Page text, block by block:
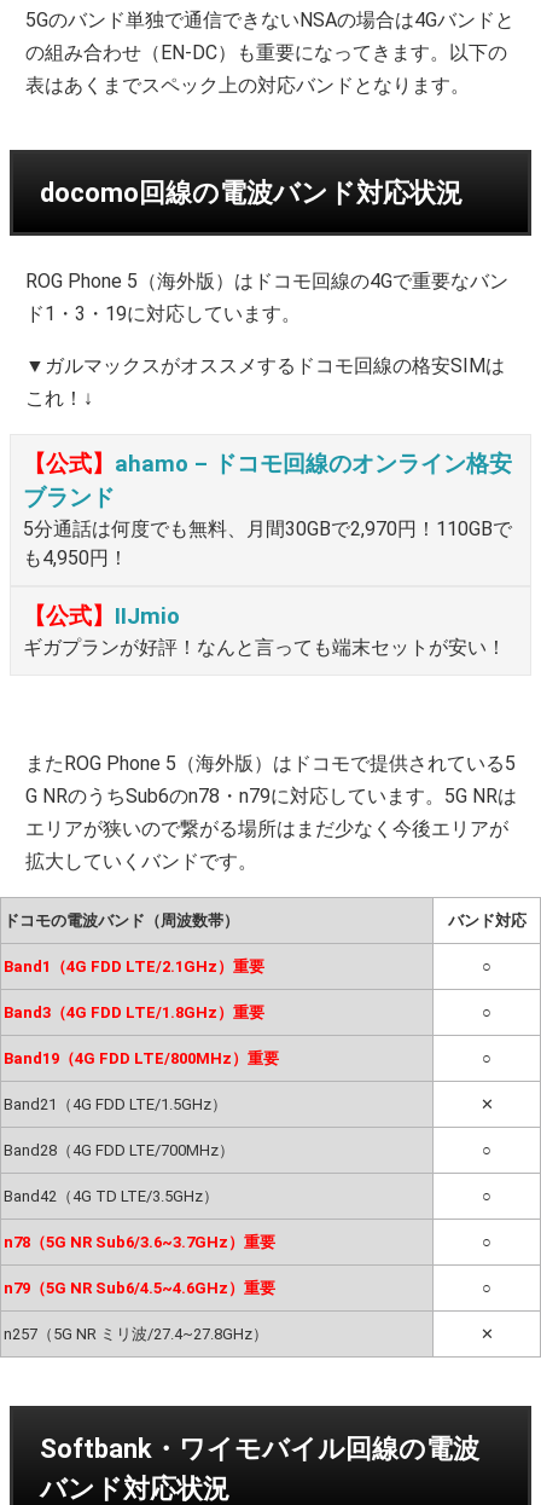
5Gのバンド単独で通信できないNSAの場合は4Gバンドと
の組み合わせ（EN-DC）も重要になってきます。以下の
表はあくまでスペック上の対応バンドとなります。
docomo回線の電波バンド対応状況
ROG Phone 5（海外版）はドコモ回線の4Gで重要なバン
ド1・3・19に対応しています。
▼ガルマックスがオススメするドコモ回線の格安SIMは
これ！↓
【公式】 ahamo – ドコモ回線のオンライン格安
ブランド
5分通話は何度でも無料、月間30GBで2,970円！110GBで
も4,950円！
【公式】 IIJmio
ギガプランが好評！なんと言っても端末セットが安い！
またROG Phone 5（海外版）はドコモで提供されている5
G NRのうちSub6のn78・n79に対応しています。5G NRは
エリアが狭いので繋がる場所はまだ少なく今後エリアが
拡大していくバンドです。
ドコモの電波バンド（周波数帯） バンド対応
Band1（4G FDD LTE/2.1GHz）重要 ○
Band3（4G FDD LTE/1.8GHz）重要 ○
Band19（4G FDD LTE/800MHz）重要 ○
Band21（4G FDD LTE/1.5GHz） ✕
Band28（4G FDD LTE/700MHz） ○
Band42（4G TD LTE/3.5GHz） ○
n78（5G NR Sub6/3.6~3.7GHz）重要 ○
n79（5G NR Sub6/4.5~4.6GHz）重要 ○
n257（5G NR ミリ波/27.4~27.8GHz） ✕
Softbank・ワイモバイル回線の電波
バンド対応状況